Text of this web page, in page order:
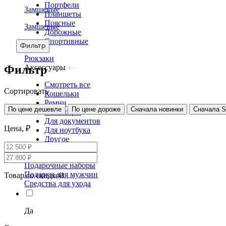
Портфели
Планшеты
Поясные
Дорожные
Спортивные
Рюкзаки
Аксессуары
Смотреть все
Кошельки
Ремни
Несессеры
Для документов
Для ноутбука
Другое
Сертификаты
Подарочные наборы
Подарки для мужчин
Средства для ухода
Замшевые
Замшевые
Фильтр
Фильтр
Сортировать
По цене дешевле По цене дороже Сначала новинки Сначала
Цена, ₽
Товар со скидкой
Да